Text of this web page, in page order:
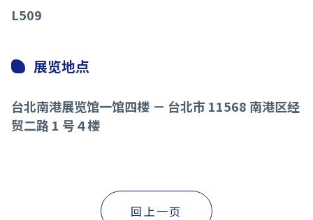
L509
展览地点
台北南港展览馆一馆四楼 － 台北市 11568 南港区经
贸二路 1 号４楼
回上一页